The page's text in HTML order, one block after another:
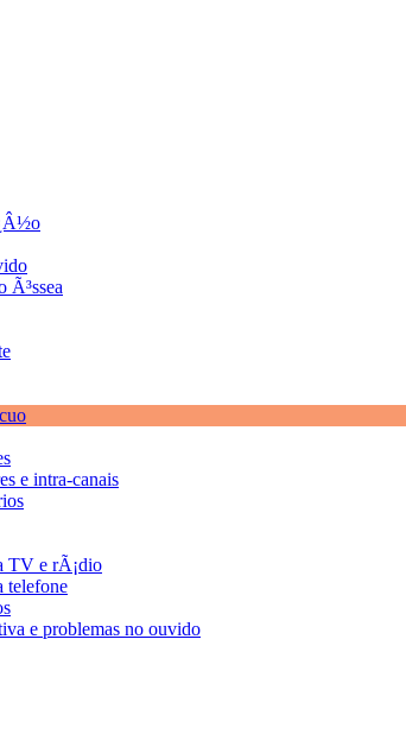
Ã³ssea
e intra-canais
TV e rÃ¡dio
telefone
e problemas no ouvido